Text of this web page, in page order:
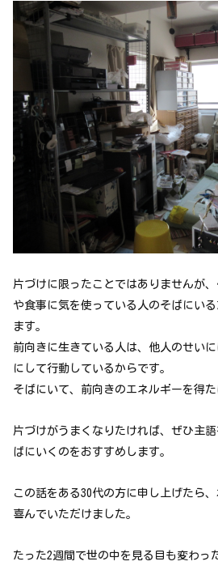
片づけに限ったことではありませんが
や食事に気を使っている人のそばにい
ます。
前向きに生きている人は、他人のせい
にして行動しているからです。
そばにいて、前向きのエネルギーを得た
片づけがうまくなりたければ、ぜひ主
ばにいくのをおすすめします。
この話をある30代の方に申し上げたら
喜んでいただけました。
たった2週間で世の中を見る目も変わっ